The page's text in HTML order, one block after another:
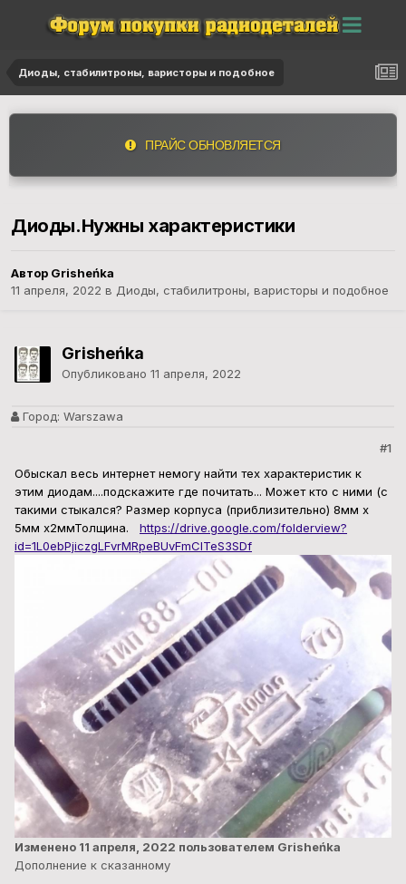
Диоды, стабилитроны, варисторы и подобное
ПРАЙС ОБНОВЛЯЕТСЯ
Диоды.Нужны характеристики
Автор Grisheńka
11 апреля, 2022 в Диоды, стабилитроны, варисторы и подобное
Grisheńka
Опубликовано 11 апреля, 2022
Город: Warszawa
#1
Обыскал весь интернет немогу найти тех характеристик к
этим диодам....подскажите где почитать... Может кто с ними (с
такими стыкался? Размер корпуса (приблизительно) 8мм х
5мм х2ммТолщина. https://drive.google.com/folderview?
id=1L0ebPjiczgLFvrMRpeBUvFmCITeS3SDf
Изменено 11 апреля, 2022 пользователем Grisheńka
Дополнение к сказанному